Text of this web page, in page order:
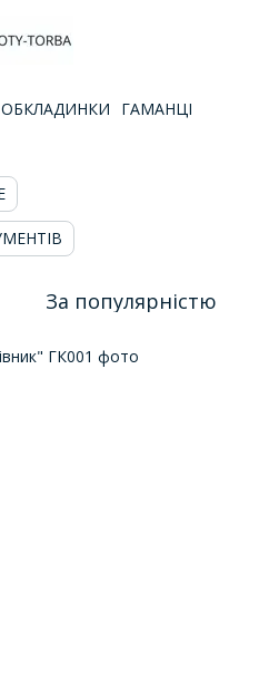
ГАМАНЦІ
За популярністю